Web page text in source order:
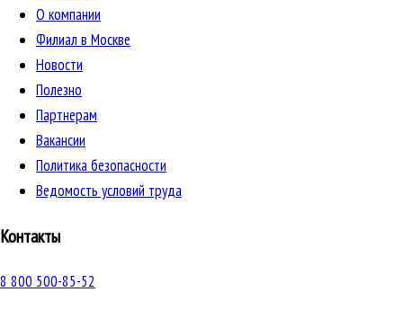
О компании
Филиал в Москве
Новости
Полезно
Партнерам
Вакансии
Политика безопасности
Ведомость условий труда
Контакты
8 800 500-85-52